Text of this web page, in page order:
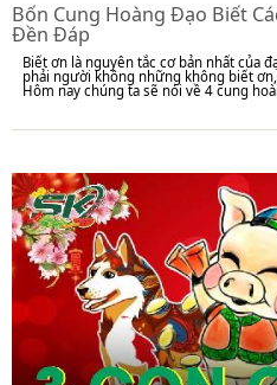
Bốn Cung Hoàng Đạo Biết
Đền Đáp
Biết ơn là nguyên tắc cơ bản nhất của
phải người không những không biết
Hôm nay chúng ta sẽ nói về 4 cung